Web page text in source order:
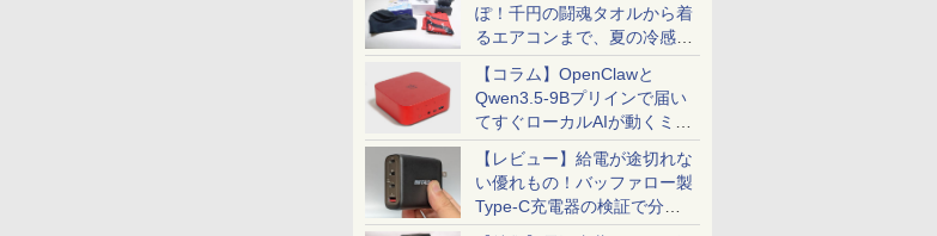
ぽ！千円の闘魂タオルから着
るエアコンまで、夏の冷感グ
ッズ一挙紹介
【コラム】OpenClawと
Qwen3.5-9Bプリインで届い
てすぐローカルAIが動くミニ
PC「SER9 Pro」
【レビュー】給電が途切れな
い優れもの！バッファロー製
Type-C充電器の検証で分か
ったこと